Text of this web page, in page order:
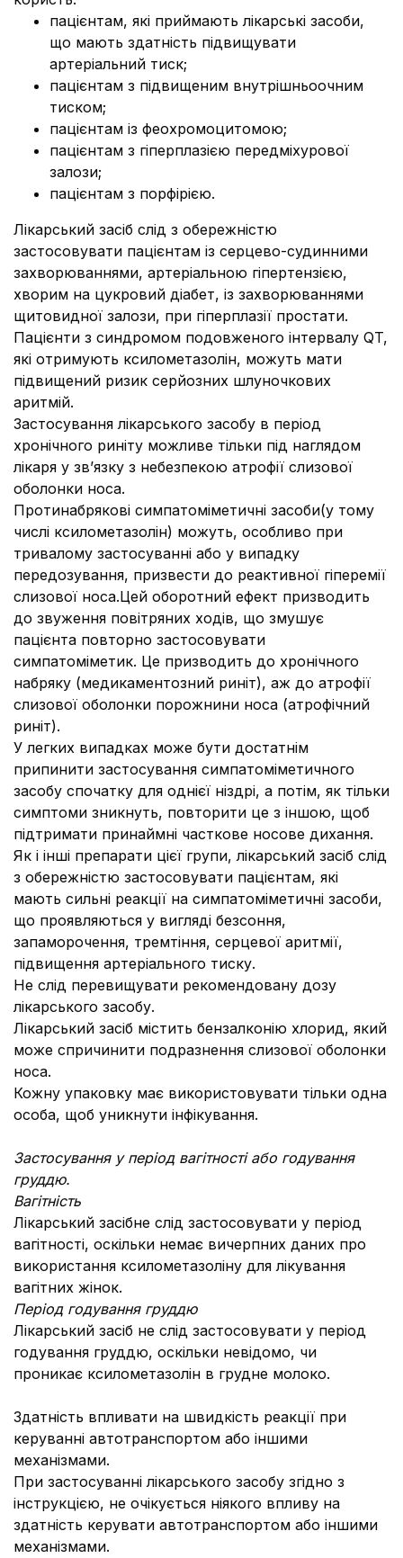
пацієнтам, які приймають лікарські засоби,
що мають здатність підвищувати
артеріальний тиск;
пацієнтам з підвищеним внутрішньоочним
тиском;
пацієнтам із феохромоцитомою;
пацієнтам з гіперплазією передміхурової
залози;
пацієнтам з порфірією.
Лікарський засіб слід з обережністю
застосовувати пацієнтам із серцево-судинними
захворюваннями, артеріальною гіпертензією,
хворим на цукровий діабет, із захворюваннями
щитовидної залози, при гіперплазії простати.
Пацієнти з синдромом подовженого інтервалу QT,
які отримують ксилометазолін, можуть мати
підвищений ризик серйозних шлуночкових
аритмій.
Застосування лікарського засобу в період
хронічного риніту можливе тільки під наглядом
лікаря у зв’язку з небезпекою атрофії слизової
оболонки носа.
Протинабрякові симпатоміметичні засоби(у тому
числі ксилометазолін) можуть, особливо при
тривалому застосуванні або у випадку
передозування, призвести до реактивної гіперемії
слизової носа.Цей оборотний ефект призводить
до звуження повітряних ходів, що змушує
пацієнта повторно застосовувати
симпатоміметик. Це призводить до хронічного
набряку (медикаментозний риніт), аж до атрофії
слизової оболонки порожнини носа (атрофічний
риніт).
У легких випадках може бути достатнім
припинити застосування симпатоміметичного
засобу спочатку для однієї ніздрі, а потім, як тільки
симптоми зникнуть, повторити це з іншою, щоб
підтримати принаймні часткове носове дихання.
Як і інші препарати цієї групи, лікарський засіб слід
з обережністю застосовувати пацієнтам, які
мають сильні реакції на симпатоміметичні засоби,
що проявляються у вигляді безсоння,
запаморочення, тремтіння, серцевої аритмії,
підвищення артеріального тиску.
Не слід перевищувати рекомендовану дозу
лікарського засобу.
Лікарський засіб містить бензалконію хлорид, який
може спричинити подразнення слизової оболонки
носа.
Кожну упаковку має використовувати тільки одна
особа, щоб уникнути інфікування.
Застосування у період вагітності або годування
груддю.
Вагітність
Лікарський засібне слід застосовувати у період
вагітності, оскільки немає вичерпних даних про
використання ксилометазоліну для лікування
вагітних жінок.
Період годування груддю
Лікарський засіб не слід застосовувати у період
годування груддю, оскільки невідомо, чи
проникає ксилометазолін в грудне молоко.
Здатність впливати на швидкість реакції при
керуванні автотранспортом або іншими
механізмами.
При застосуванні лікарського засобу згідно з
інструкцією, не очікується ніякого впливу на
здатність керувати автотранспортом або іншими
механізмами.